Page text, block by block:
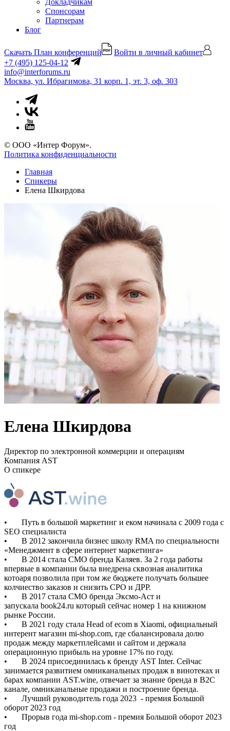
Докладчикам
Спонсорам
Партнерам
Блог
Скачать План конференций
Войти в личный кабинет
+7 (495) 125-04-12
info@interforums.ru
Москва, ул. Ибрагимова, 31 корп. 1, эт. 3, оф. 303
© ООО «Интер Форум».
Политика конфиденциальности
Главная
Спикеры
Елена Шкирдова
Елена Шкирдова
Директор по электронной коммерции и операциям
Компания AST
О спикере
• Путь в большой маркетинг и еком начинала с 2009 года с
SEO специалиста
• В 2012 закончила бизнес школу RMA по специальности
«Менеджмент в сфере интернет маркетинга»
• В 2014 стала СМО бренда Каляев. За 2 года работы
впервые в компании была внедрена сквозная аналитика
котоаря позволила при том же бюджете получать большее
колчиество заказов и снизить СРО и ДРР.
• В 2017 стала СМО бренда Эксмо-Аст и
запускала book24.ru который сейчас номер 1 на книжном
рынке России.
• В 2021 году стала Head of ecom в Xiaomi, официальный
интерент магазин mi-shop.com, где сбалансировала долю
продаж между маркетплейсами и сайтом и держала
операционную прибыль на уровне 17% по году.
• В 2024 присоединилась к бренду AST Inter. Сейчас
занимается развитием омниканальных продаж в винотеках и
барах компании AST.wine, отвечает за знание бренда в B2C
канале, омниканальные продажи и построение бренда.
• Лучший руководитель года 2023 - премия Большой
оборот 2023 год
• Прорыв года mi-shop.com - премия Большой оборот 2023
год